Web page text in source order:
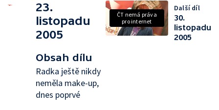
23.
listopadu
2005
Obsah dílu
Radka ještě nikdy
neměla make-up,
dnes poprvé
ČT nemá práva
pro internet
Další díl
30.
listopadu
2005